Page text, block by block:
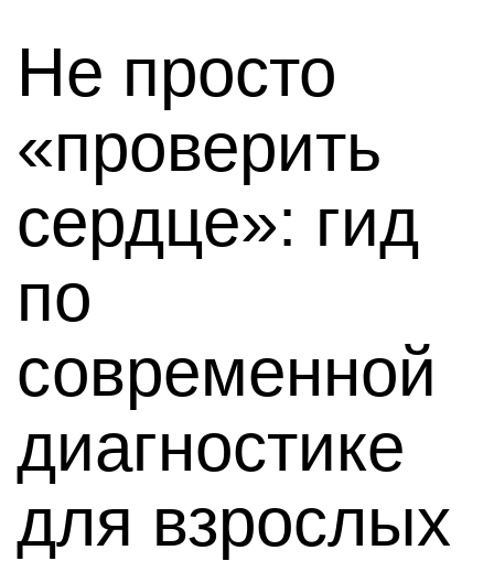
Не просто
«проверить
сердце»: гид
по
современной
диагностике
для взрослых